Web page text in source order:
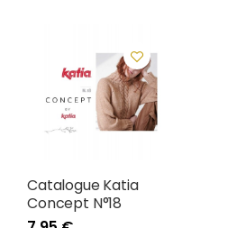
Catalogue Katia
Concept N°18